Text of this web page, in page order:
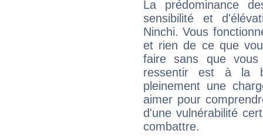
La prédominance
sensibilité et
Ninchi. Vous
et rien de ce que
faire sans que
ressentir est à la
pleinement une
aimer pour
d'une vulnérabilité
combattre.